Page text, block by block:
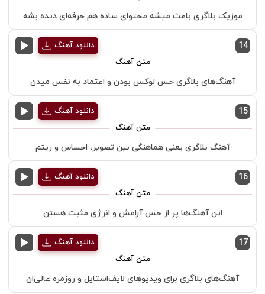
موزیک بلاگری باعث میشه محتوای ساده هم حرفه‌ای دیده بشه
14 دانلود آهنگ
آهنگ‌های بلاگری حس لوکس بودن و اعتماد به نفس میدن
15 دانلود آهنگ
آهنگ بلاگری یعنی هماهنگی بین تصویر، احساس و ریتم
16 دانلود آهنگ
این آهنگ‌ها پر از حس آرامش و انرژی مثبت هستن
17 دانلود آهنگ
آهنگ‌های بلاگری برای ویدیوهای لایف‌استایل و روزمره عالی‌ان